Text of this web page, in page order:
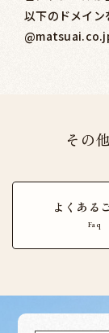
以下のドメイン
その
よくある
Faq